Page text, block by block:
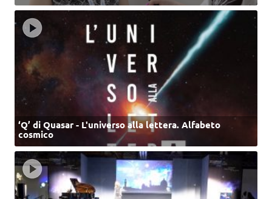
‘Q’ di Quasar - L'universo alla lettera. Alfabeto
cosmico